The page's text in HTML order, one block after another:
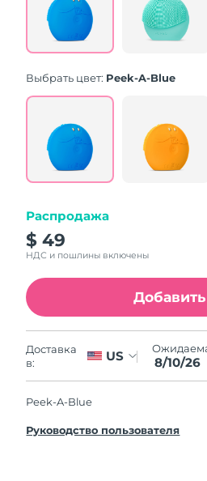
Same
page
link.
Выбрать цвет: Peek-A-Blue
Распродажа
$ 49
НДС и пошлины включены
Добавить
Доставка
в:
US 8/10/26
Peek-A-Blue
Руководство пользователя